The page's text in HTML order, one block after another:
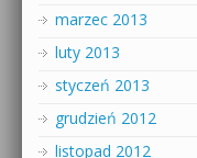
marzec 2013
luty 2013
styczeń 2013
grudzień 2012
listopad 2012